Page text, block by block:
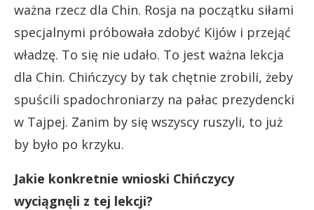
ważna rzecz dla Chin. Rosja na początku siłami
specjalnymi próbowała zdobyć Kijów i przejąć
władzę. To się nie udało. To jest ważna lekcja
dla Chin. Chińczycy by tak chętnie zrobili, żeby
spuścili spadochroniarzy na pałac prezydencki
w Tajpej. Zanim by się wszyscy ruszyli, to już
by było po krzyku.
Jakie konkretnie wnioski Chińczycy
wyciągnęli z tej lekcji?